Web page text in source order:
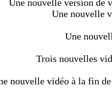
Une nouvelle version de
Une nouvelle
Une
Trois nouvelles
nouvelle vidéo à la fin